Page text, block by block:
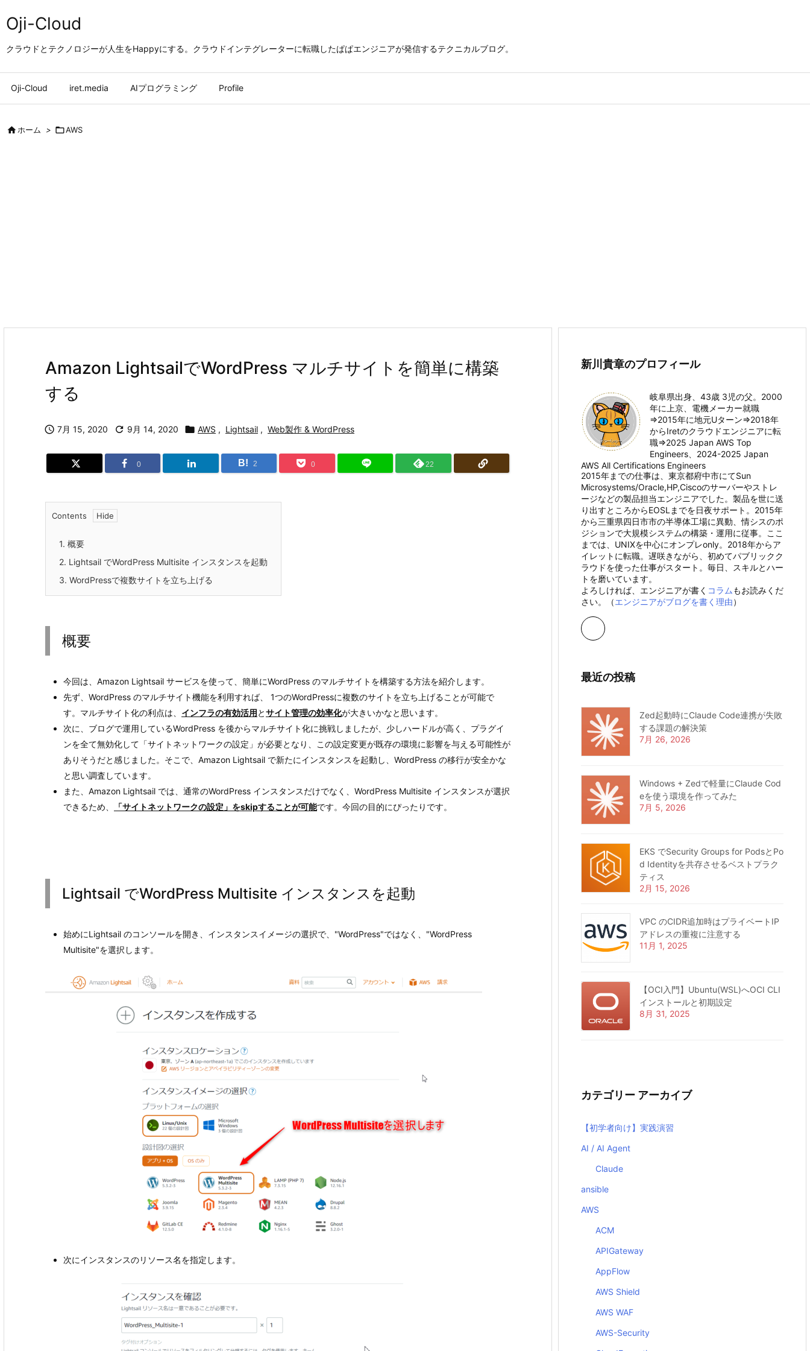
Oji-Cloud
クラウドとテクノロジーが人生をHappyにする。クラウドインテグレーターに転職したぱぱエンジニアが発信するテクニカルブログ。
Oji-Cloud iret.media AIプログラミング Profile
ホーム > AWS
Amazon LightsailでWordPress マルチサイトを簡単に構築
する
 7月 15, 2020  9月 14, 2020  AWS , Lightsail , Web製作 & WordPress
0 B! 2 0 22
Contents
1. 概要
2. Lightsail でWordPress Multisite インスタンスを起動
3. WordPressで複数サイトを立ち上げる
概要
今回は、Amazon Lightsail サービスを使って、簡単にWordPress のマルチサイトを構築する方法を紹介します。
先ず、WordPress のマルチサイト機能を利用すれば、 1つのWordPressに複数のサイトを立ち上げることが可能で
す。マルチサイト化の利点は、 インフラの有効活用とサイト管理の効率化が大きいかなと思います。
次に、ブログで運用しているWordPress を後からマルチサイト化に挑戦しましたが、少しハードルが高く、プラグイ
ンを全て無効化して「サイトネットワークの設定」が必要となり、この設定変更が既存の環境に影響を与える可能性が
ありそうだと感じました。そこで、Amazon Lightsail で新たにインスタンスを起動し、WordPress の移行が安全かな
と思い調査しています。
また、Amazon Lightsail では、通常のWordPress インスタンスだけでなく、WordPress Multisite インスタンスが選択
できるため、
「サイトネットワークの設定」をskipすることが可能です。今回の目的にぴったりです。
Lightsail でWordPress Multisite インスタンスを起動
始めにLightsail のコンソールを開き、インスタンスイメージの選択で、"WordPress"ではなく、"WordPress
Multisite"を選択します。
次にインスタンスのリソース名を指定します。
新川貴章のプロフィール
岐阜県出身、43歳 3児の父。2000
年に上京、電機メーカー就職
⇒2015年に地元Uターン⇒2018年
からIretのクラウドエンジニアに転
職⇒2025 Japan AWS Top
Engineers、2024-2025 Japan
AWS All Certifications Engineers
2015年までの仕事は、東京都府中市にてSun
Microsystems/Oracle,HP,Ciscoのサーバーやストレ
ージなどの製品担当エンジニアでした。製品を世に送
り出すところからEOSLまでを日夜サポート。2015年
から三重県四日市市の半導体工場に異動、情シスのポ
ジションで大規模システムの構築・運用に従事。ここ
までは、UNIXを中心にオンプレonly。2018年からア
イレットに転職。遅咲きながら、初めてパブリックク
ラウドを使った仕事がスタート。毎日、スキルとハー
トを磨いています。
よろしければ、エンジニアが書く コラム もお読みくだ
さい。（エンジニアがブログを書く理由）
最近の投稿
Zed起動時にClaude Code連携が失敗
する課題の解決策
7月 26, 2026
Windows + Zedで軽量にClaude Cod
eを使う環境を作ってみた
7月 5, 2026
EKS でSecurity Groups for PodsとPo
d Identityを共存させるベストプラク
ティス
2月 15, 2026
VPC のCIDR追加時はプライベートIP
アドレスの重複に注意する
11月 1, 2025
【OCI入門】Ubuntu(WSL)へOCI CLI
インストールと初期設定
8月 31, 2025
カテゴリー アーカイブ
【初学者向け】実践演習
AI / AI Agent
Claude
ansible
AWS
ACM
APIGateway
AppFlow
AWS Shield
AWS WAF
AWS-Security